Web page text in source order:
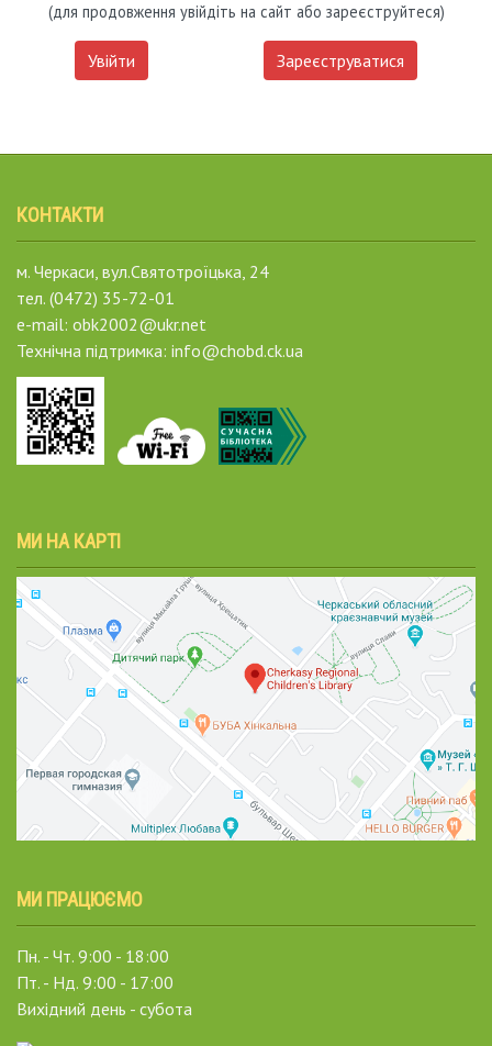
(для продовження увійдіть на сайт або зареєструйтеся)
Увійти Зареєструватися
КОНТАКТИ
м. Черкаси, вул.Святотроїцька, 24
тел. (0472) 35-72-01
e-mail: obk2002@ukr.net
Технічна підтримка: info@chobd.ck.ua
МИ НА КАРТІ
МИ ПРАЦЮЄМО
Пн. - Чт. 9:00 - 18:00
Пт. - Нд. 9:00 - 17:00
Вихідний день - субота